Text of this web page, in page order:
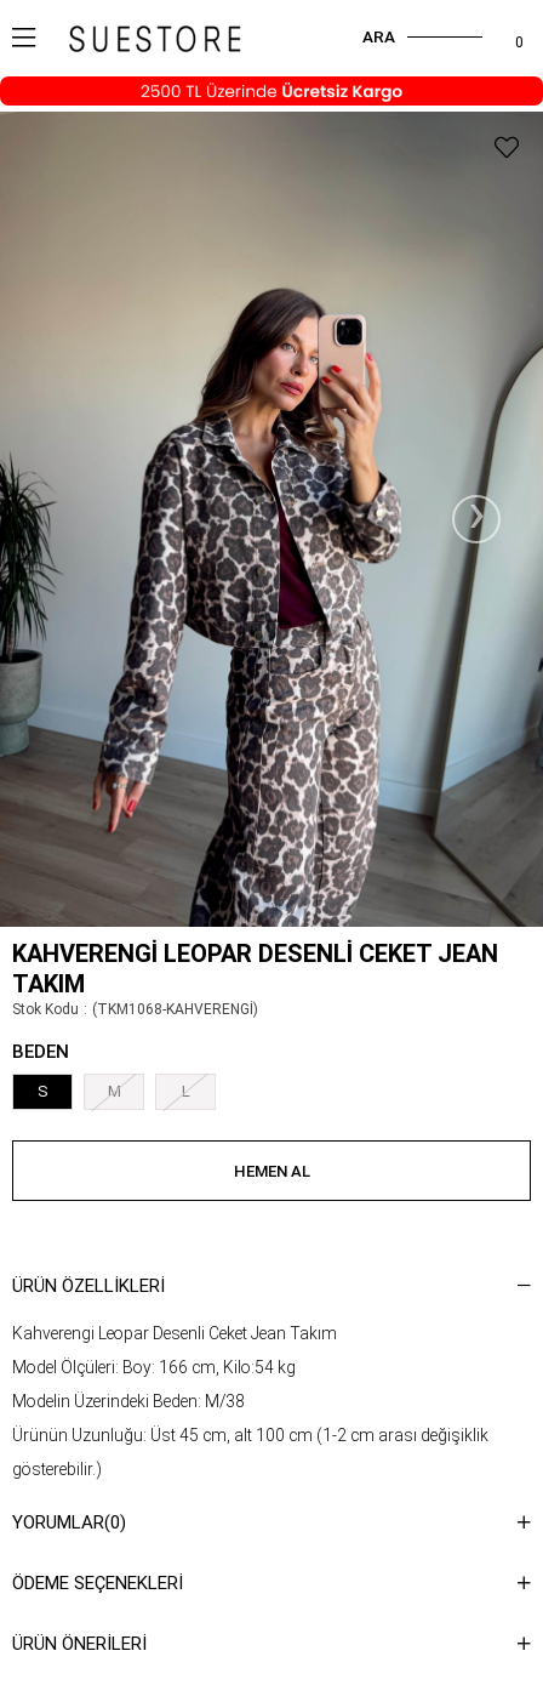
0
ARA
›
KAHVERENGI LEOPAR DESENLI CEKET JEAN
TAKIM
Stok Kodu (TKM1068-KAHVERENGİ)
BEDEN
S M L
ÜRÜN ÖZELLIKLERI
Kahverengi Leopar Desenli Ceket Jean Takım
Model Ölçüleri: Boy: 166 cm, Kilo:54 kg
Modelin Üzerindeki Beden: M/38
Ürünün Uzunluğu: Üst 45 cm, alt 100 cm (1-2 cm arası değişiklik
gösterebilir.)
Yıkama Talimatı : Ürünün iç kısmında bulunan etiketten yıkama
talimatına ulaşabilirsiniz.
YORUMLAR(0)
ÖDEME SEÇENEKLERI
ÜRÜN ÖNERILERI